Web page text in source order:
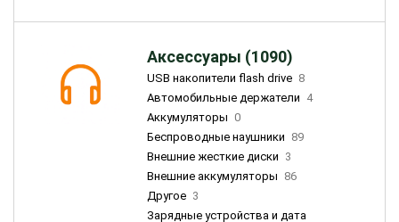
Аксессуары (1090)
USB накопители flash drive 8
Автомобильные держатели 4
Аккумуляторы 0
Беспроводные наушники 89
Внешние жесткие диски 3
Внешние аккумуляторы 86
Другое 3
Зарядные устройства и дата